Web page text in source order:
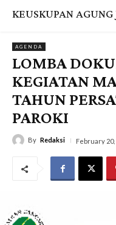
KEUSKUPAN AGUNG
AGENDA
LOMBA
KEGIATAN
TAHUN
PAROKI
By Redaksi February 20,